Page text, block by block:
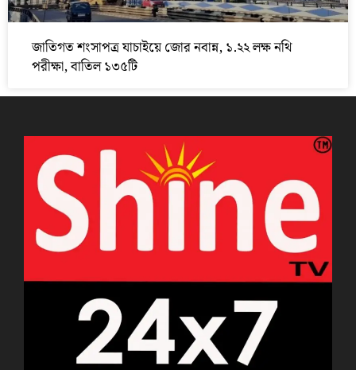
জাতিগত শংসাপত্র যাচাইয়ে জোর নবান্ন, ১.২২ লক্ষ নথি
পরীক্ষা, বাতিল ১৩৫টি